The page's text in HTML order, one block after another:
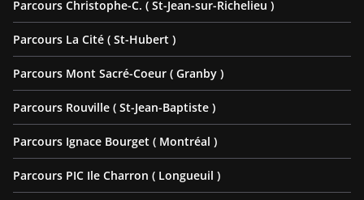
Parcours Christophe-C. ( St-Jean-sur-Richelieu )
Parcours La Cité ( St-Hubert )
Parcours Mont Sacré-Coeur ( Granby )
Parcours Rouville ( St-Jean-Baptiste )
Parcours Ignace Bourget ( Montréal )
Parcours PIC Ile Charron ( Longueuil )